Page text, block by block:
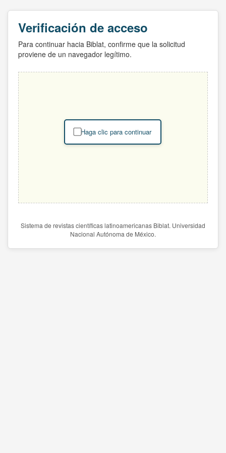
Verificación de acceso
Para continuar hacia Biblat, confirme que la solicitud
proviene de un navegador legítimo.
Haga clic para continuar
Sistema de revistas científicas latinoamericanas Biblat. Universidad
Nacional Autónoma de México.